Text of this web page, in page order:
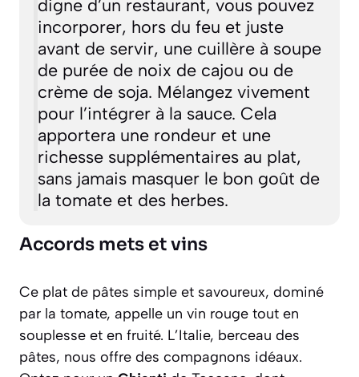
digne d’un restaurant, vous pouvez
incorporer, hors du feu et juste
avant de servir, une cuillère à soupe
de purée de noix de cajou ou de
crème de soja. Mélangez vivement
pour l’intégrer à la sauce. Cela
apportera une rondeur et une
richesse supplémentaires au plat,
sans jamais masquer le bon goût de
la tomate et des herbes.
Accords mets et vins
Ce plat de pâtes simple et savoureux, dominé
par la tomate, appelle un vin rouge tout en
souplesse et en fruité. L’Italie, berceau des
pâtes, nous offre des compagnons idéaux.